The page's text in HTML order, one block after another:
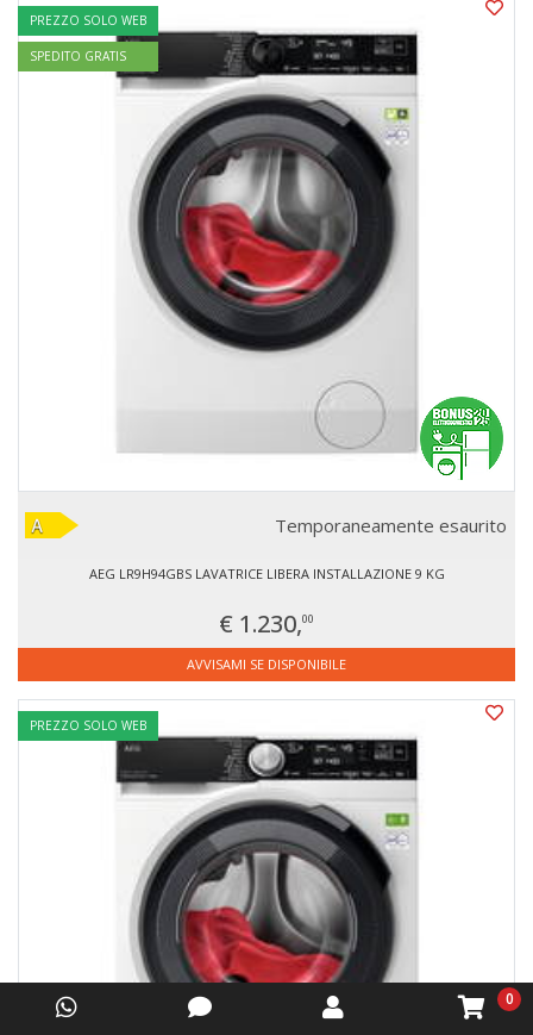
PREZZO SOLO WEB
SPEDITO GRATIS
Temporaneamente esaurito
AEG LR9H94GBS LAVATRICE LIBERA INSTALLAZIONE 9 KG
€ 1.230,00
AVVISAMI SE DISPONIBILE
PREZZO SOLO WEB
0